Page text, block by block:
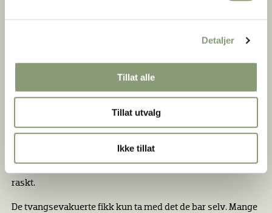
Detaljer
Tillat alle
Tillat utvalg
Ikke tillat
Finnmark søkte tyske patruljer etter folk hele vinteren.
beryktede Krøkebærsletta i Tromsø.
På kort varsel ble over 50 000 mennesker tvunget ombord i
små fiskeskøyter, fraktet bort på åpne lasteplan eller tyske
skip. I Porsanger ble 3300 finnmarkinger stuet ombord i
Lasterommene var mørke og skremmende. Under elendige
raskt.
De tvangsevakuerte fikk kun ta med det de bar selv. Mange